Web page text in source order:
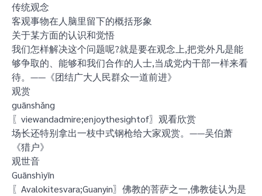
传统观念
客观事物在人脑里留下的概括形象
关于某方面的认识和觉悟
我们怎样解决这个问题呢?就是要在观念上,把党外凡是能
够争取的、能够和我们合作的人士,当成党内干部一样来看
待。——《团结广大人民群众一道前进》
观赏
guānshǎng
〖viewandadmire;enjoythesightof〗观看欣赏
场长还特别拿出一枝中式钢枪给大家观赏。——吴伯萧
《猎户》
观世音
Guānshìyīn
〖Avalokitesvara;Guanyin〗佛教的菩萨之一,佛教徒认为是